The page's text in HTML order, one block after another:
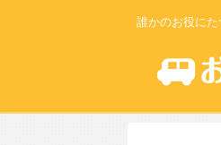
誰かのお役に